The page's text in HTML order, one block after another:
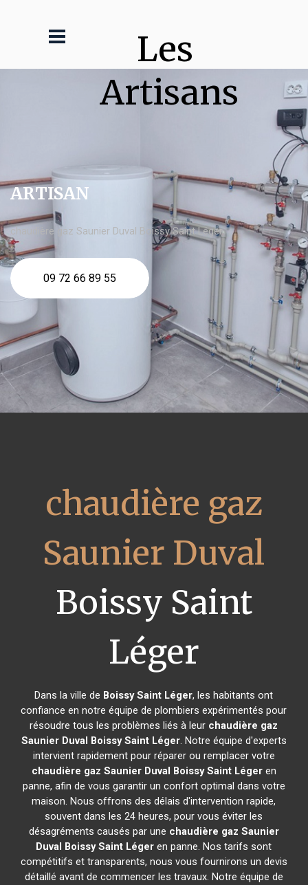
Les
Artisans
ARTISAN
chaudière gaz Saunier Duval Boissy Saint Léger
09 72 66 89 55
chaudière gaz
Saunier Duval
Boissy Saint
Léger
Dans la ville de Boissy Saint Léger, les habitants ont
confiance en notre équipe de plombiers expérimentés pour
résoudre tous les problèmes liés à leur chaudière gaz
Saunier Duval Boissy Saint Léger. Notre équipe d'experts
intervient rapidement pour réparer ou remplacer votre
chaudière gaz Saunier Duval Boissy Saint Légeren
panne, afin de vous garantir un confort optimal dans votre
maison. Nous offrons des délais d'intervention rapide,
souvent dans les 24 heures, pour vous éviter les
désagréments causés par une chaudière gaz Saunier
Duval Boissy Saint Léger en panne. Nos tarifs sont
compétitifs et transparents, nous vous fournirons un devis
détaillé avant de commencer les travaux. Notre équipe de